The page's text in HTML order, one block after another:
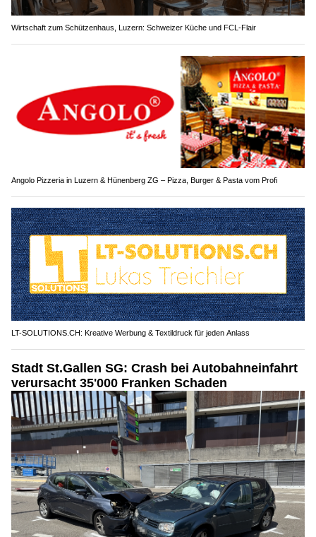
Wirtschaft zum Schützenhaus, Luzern: Schweizer Küche und FCL-Flair
Angolo Pizzeria in Luzern & Hünenberg ZG – Pizza, Burger & Pasta vom Profi
LT-SOLUTIONS.CH: Kreative Werbung & Textildruck für jeden Anlass
Stadt St.Gallen SG: Crash bei Autobahneinfahrt
verursacht 35'000 Franken Schaden